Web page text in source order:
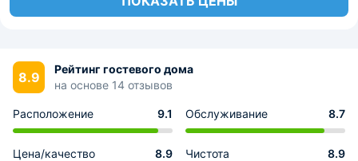
8.9
Рейтинг гостевого дома
на основе 14 отзывов
Расположение 9.1 Обслуживание 8.7
Цена/качество 8.9 Чистота 8.9